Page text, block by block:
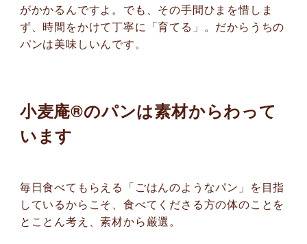
がかかるんですよ。でも、その手間ひまを惜しま
ず、時間をかけて丁寧に「育てる」。だからうちの
パンは美味しいんです。
小麦庵®のパンは素材からわって
います
毎日食べてもらえる「ごはんのようなパン」を目指
しているからこそ、食べてくださる方の体のことを
とことん考え、素材から厳選。